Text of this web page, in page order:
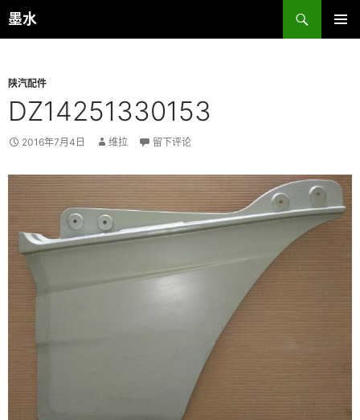
跳
至
墨水
搜
索
陕汽配件
DZ14251330153
2016年7月4日 维拉 留下评论